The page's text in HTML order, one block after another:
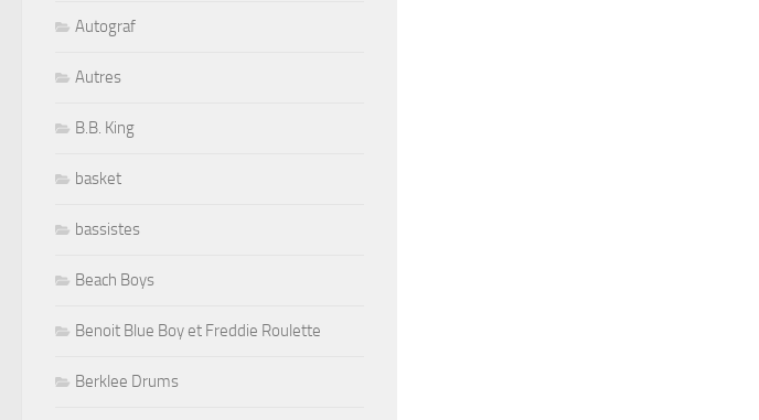
Autograf
Autres
B.B. King
basket
bassistes
Beach Boys
Benoit Blue Boy et Freddie Roulette
Berklee Drums